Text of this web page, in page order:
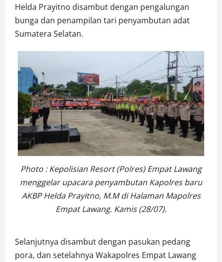
Helda Prayitno disambut dengan pengalungan
bunga dan penampilan tari penyambutan adat
Sumatera Selatan.
Photo : Kepolisian Resort (Polres) Empat Lawang
menggelar upacara penyambutan Kapolres baru
AKBP Helda Prayitno, M.M di Halaman Mapolres
Empat Lawang. Kamis (28/07).
Selanjutnya disambut dengan pasukan pedang
pora, dan setelahnya Wakapolres Empat Lawang